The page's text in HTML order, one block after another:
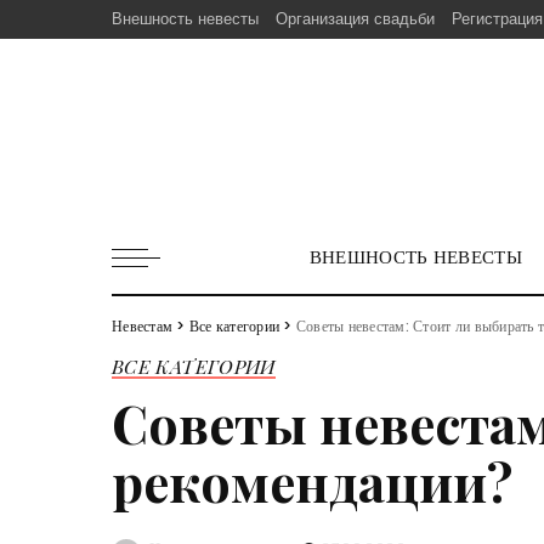
Внешность невесты Организация свадьби
ВНЕШНОСТЬ НЕВЕСТЫ
Невестам > Все категории > Советы невестам: Стоит ли выбирать
ВСЕ КАТЕГОРИИ
Советы
рекомендации?